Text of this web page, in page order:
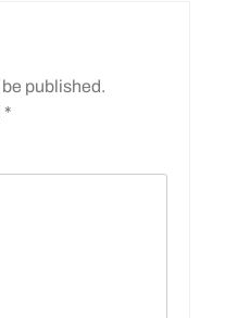
published.
*